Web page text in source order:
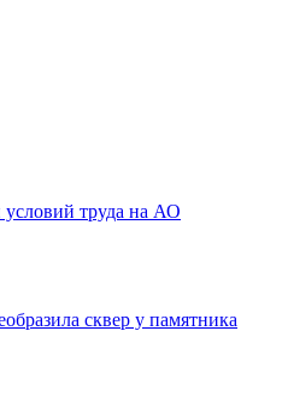
условий труда на АО
сквер у памятника